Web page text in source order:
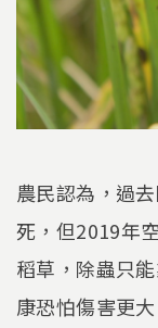
農民認為，過
死，但2019年
稻草，除蟲只
康恐怕傷害更